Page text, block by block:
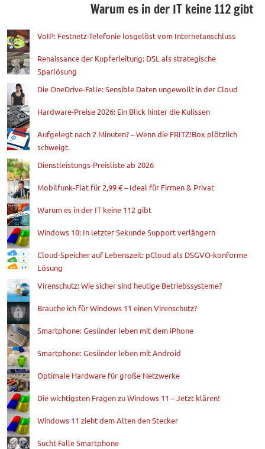
Warum es in der IT keine 112 gibt
VoIP: Festnetz-Telefonie losgelöst vom Internetanschluss
Renaissance der Kupferleitung: DSL als strategische
Sparlösung
Die OneDrive-Falle: Sensible Daten ungewollt in der Cloud
Hardware-Preise 2026: Ein Blick hinter die Kulissen
Aufgelegt nach 2 Minuten? – Wenn die FRITZ!Box plötzlich
schweigt.
Dienstleistungs-Preisliste ab 2026
Mobilfunk-Flat für 2,99 € – Ideal für Firmen & Privat
Warum es in der IT keine 112 gibt
Windows 10: In letzter Sekunde Support verlängern
Cloud-Speicher auf Lebenszeit: pCloud als DSGVO-konforme
Lösung
Virenschutz: Wie sicher sind heutige Betriebssysteme?
Brauche ich für Windows 11 einen Virenschutz?
Smartphone: Gesünder leben mit dem iPhone
Smartphone: Gesünder leben mit Android
Optimale Hardware für große Netzwerke
Die wichtigsten Fragen zu Windows 11 – Jetzt klären!
Windows 11 zieht dem Alten den Stecker
Sucht-Falle Smartphone